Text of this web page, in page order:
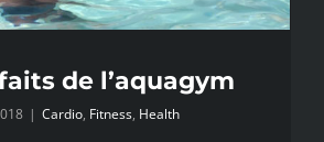
de l’aquagym
| Cardio, Fitness, Health